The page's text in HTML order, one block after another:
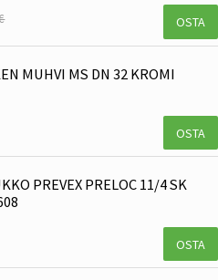
OSTA
MUHVI MS DN 32 KROMI
OSTA
PREVEX PRELOC 11/4 SK
OSTA